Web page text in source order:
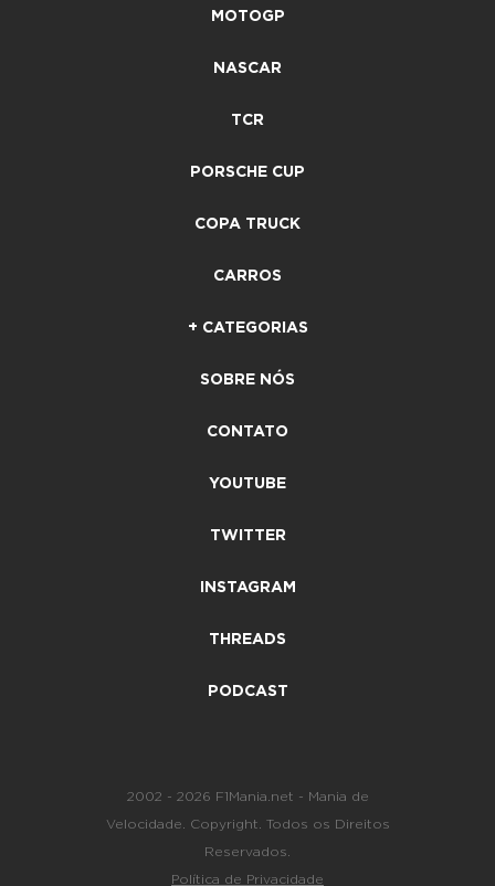
MOTOGP
NASCAR
TCR
PORSCHE CUP
COPA TRUCK
CARROS
+ CATEGORIAS
SOBRE NÓS
CONTATO
YOUTUBE
TWITTER
INSTAGRAM
THREADS
PODCAST
2002 - 2026 F1Mania.net - Mania de
Velocidade. Copyright. Todos os Direitos
Reservados.
Política de Privacidade